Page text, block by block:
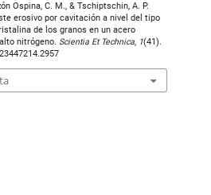
Ospina, C. M., & Tschiptschin, A. P.
erosivo por cavitación a nivel del tipo
de los granos en un acero
nitrógeno. Scientia Et Technica, 1(41).